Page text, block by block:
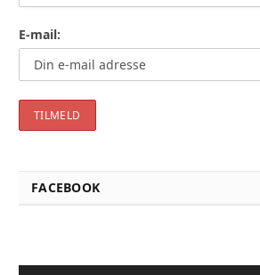
E-mail:
FACEBOOK